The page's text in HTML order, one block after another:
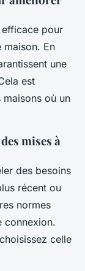
pour
En
une
est
où un
mises à
des besoins
récent ou
normes
connexion.
celle